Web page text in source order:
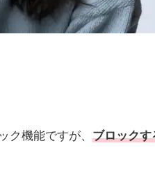
ク機能ですが、 ブロック